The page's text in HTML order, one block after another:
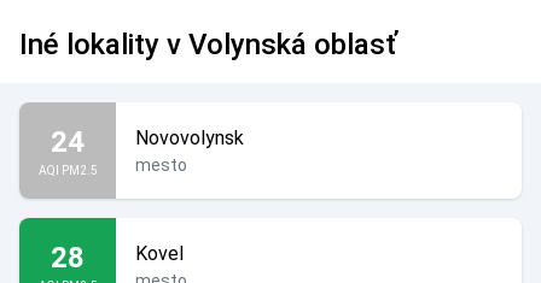
Iné lokality v Volynská oblasť
24
AQI PM2.5
Novovolynsk
mesto
28 Kovel